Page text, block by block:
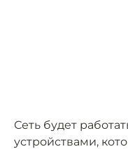
Сеть будет
устройствами,